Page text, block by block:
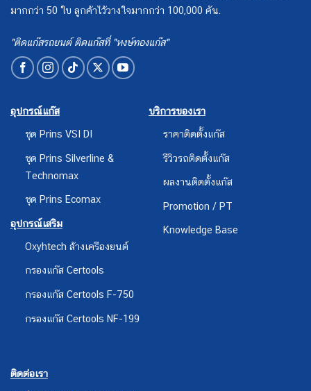
มากกว่า 50 ใบ ลูกค้าไว้วางใจมากกว่า 100,000 คัน.
"ติดแก๊สรถยนต์ ติดแก๊สที่ "หงษ์ทองแก๊ส"
อุปกรณ์แก๊ส
ชุด Prins VSI DI
ชุด Prins Silverline &
Technomax
ชุด Prins Ecomax
อุปกรณ์เสริม
Oxyhtech ล้างเครืองยนต์
กรองแก๊ส Certools
กรองแก๊ส Certools F-750
กรองแก๊ส Certools NF-199
บริการของเรา
ราคาติดตั้งแก๊ส
รีวิวรถติดตั้งแก๊ส
ผลงานติดตั้งแก๊ส
Promotion / PT
Knowledge Base
ติดต่อเรา